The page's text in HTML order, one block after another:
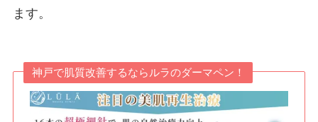
ます。
神戸で肌質改善するならルラのダーマペン！